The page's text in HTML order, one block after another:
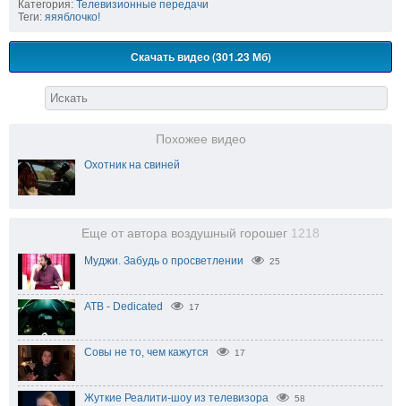
Категория: Телевизионные передачи
Теги: яяяблочко!
Скачать видео (301.23 Мб)
Похожее видео
Охотник на свиней
Еще от автора воздушный горошег 1218
Муджи. Забудь о просветлении 25
ATB - Dedicated 17
Совы не то, чем кажутся 17
Жуткие Реалити-шоу из телевизора 58